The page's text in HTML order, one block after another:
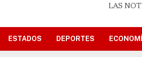
LAS
ESTADOS DEPORTES